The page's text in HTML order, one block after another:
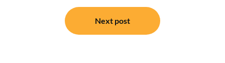
Next post